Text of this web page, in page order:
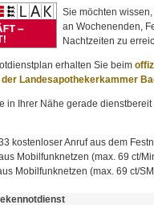
Sie möchten
an Wochenenden,
Nachtzeiten zu
erhalten Sie beim
Landesapothekerkammer
in Ihrer Nähe gerade
kostenloser Anruf aus dem
Mobilfunknetzen (max. 69 ct/
Mobilfunknetzen (max. 69 ct/